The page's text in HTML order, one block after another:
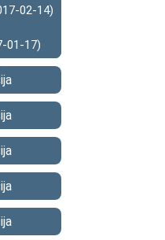
02-14)
01-17)